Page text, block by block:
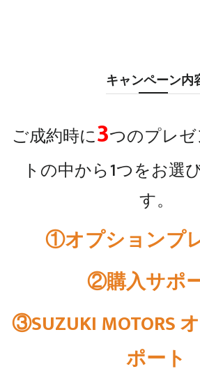
キャンペーン内
ご成約時に3つのプレ
トの中から1つをお選
す。
①オプションプ
②購入サポ
③SUZUKI MOTORS
ポート